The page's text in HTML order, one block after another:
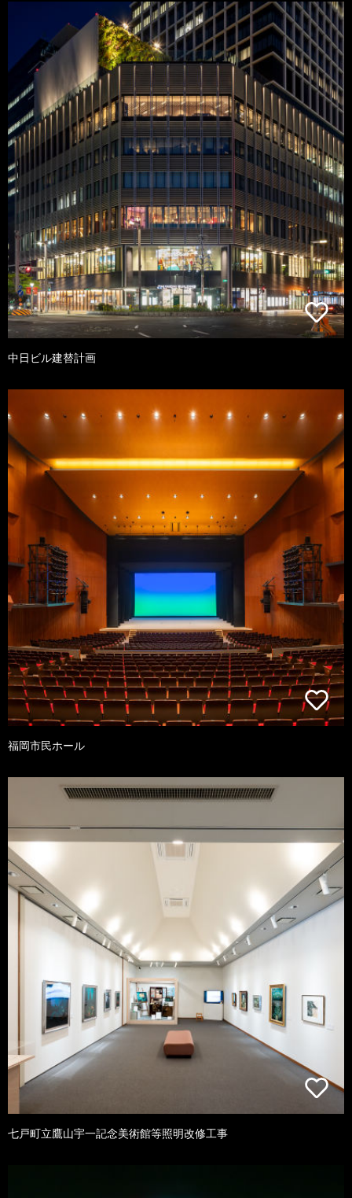
中日ビル建替計画
福岡市民ホール
七戸町立鷹山宇一記念美術館等照明改修工事